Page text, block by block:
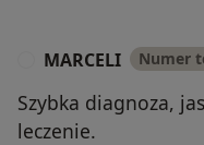
MARCELI Numer
Szybka diagnoza,
leczenie.